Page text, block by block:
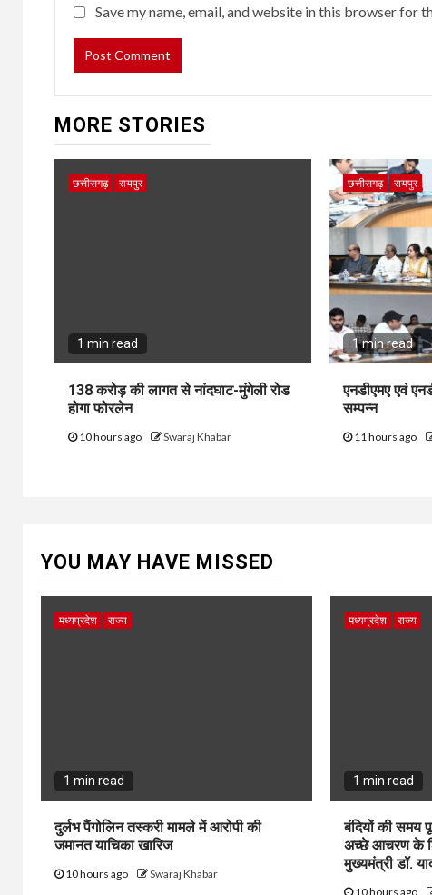
Save my name, email, and website in this browser for
MORE STORIES
छत्तीसगढ़ रायपुर
1 min read
138 करोड़ की लागत से नांदघाट-मुंगेली रोड
होगा फोरलेन
10 hours ago Swaraj Khabar
छत्तीसगढ़ रायपुर
1 min read
एनडीएमए एवं
सम्पन्न
11 hours ago
YOU MAY HAVE MISSED
मध्यप्रदेश राज्य
1 min read
दुर्लभ पैंगोलिन तस्करी मामले में आरोपी की
जमानत याचिका खारिज
10 hours ago Swaraj Khabar
मध्यप्रदेश राज्य
1 min read
बंदियों की समय
अच्छे आचरण के
मुख्यमंत्री डॉ.
10 hours ago